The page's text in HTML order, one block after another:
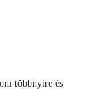
többnyire és